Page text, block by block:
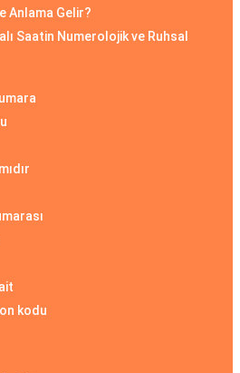
Anlama Gelir?
Saatin Numerolojik ve Ruhsal
kodu